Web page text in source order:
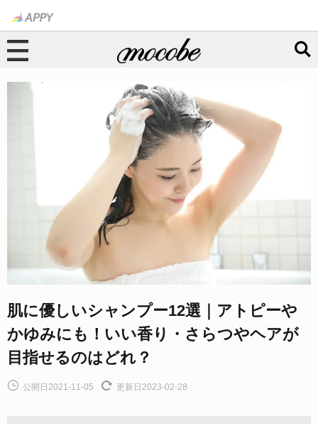
肌に優しいシャンプー12選｜アトピーや
かゆみにも！いい香り・さらつやヘアが
目指せるのはどれ？
公開日2021-11-05 更新日2023-02-28